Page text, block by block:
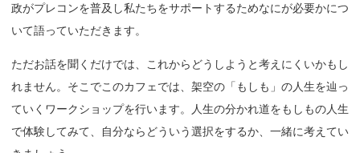
政がプレコンを普及し私たちをサポートするためなにが必要かにつ
いて語っていただきます。
ただお話を聞くだけでは、これからどうしようと考えにくいかもし
れません。そこでこのカフェでは、架空の「もしも」の人生を辿っ
ていくワークショップを行います。人生の分かれ道をもしもの人生
で体験してみて、自分ならどういう選択をするか、一緒に考えてい